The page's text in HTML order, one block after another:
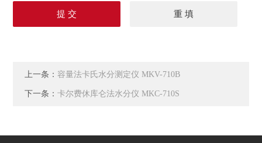
上一条：容量法卡氏水分测定仪 MKV-710B
下一条：卡尔费休库仑法水分仪 MKC-710S